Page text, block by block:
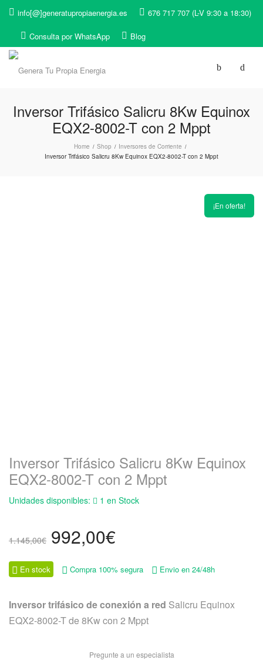
info[@]generatupropiaenergia.es 676 717 707 (L-V 9:30 a 18:30)
Consulta por WhatsApp Blog
Inversor Trifásico Salicru 8Kw Equinox
EQX2-8002-T con 2 Mppt
Home / Shop / Inversores de Corriente /
Inversor Trifásico Salicru 8Kw Equinox EQX2-8002-T con 2 Mppt
¡En oferta!
Inversor Trifásico Salicru 8Kw Equinox
EQX2-8002-T con 2 Mppt
Unidades disponibles: 1 en Stock
1.145,00€ El
precio
original
1.145,00€.
992,00€
actual
992,00€.
En stock Compra 100% segura Envio en 24/48h
Inversor trifásico de conexión a red Salicru Equinox
EQX2-8002-T de 8Kw con 2 Mppt
Pregunte a un especialista